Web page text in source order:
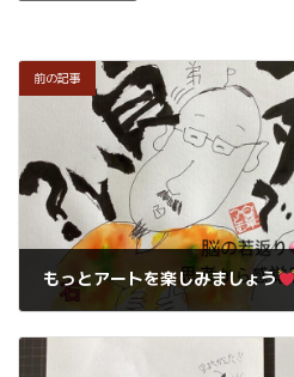
前の記事
もっとアートを楽しみましょう